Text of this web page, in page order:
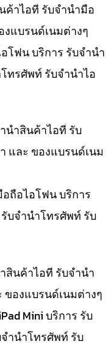
ค้าไอที รับจำนำมือ
แบรนด์เนมต่างๆ
โฟน บริการ รับจำนำ
ทรศัพท์ รับจำนำไอ
นำสินค้าไอที รับ
และ ของแบรนด์เนม
ถือไอโฟน บริการ
บจำนำโทรศัพท์ รับ
สินค้าไอที รับจำนำ
องแบรนด์เนมต่างๆ
Mini บริการ รับ
ำนำโทรศัพท์ รับ